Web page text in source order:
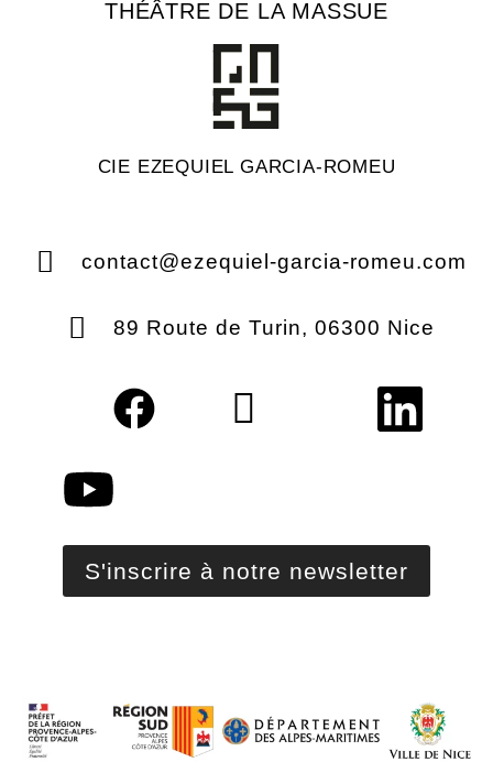
THÉÂTRE DE LA MASSUE
CIE EZEQUIEL GARCIA-ROMEU
contact@ezequiel-garcia-romeu.com
89 Route de Turin, 06300 Nice
S'inscrire à notre newsletter